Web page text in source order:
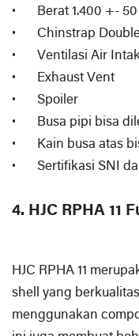
•
Berat 1.400 +-
•
Chinstrap
•
Ventilasi Air
•
Exhaust Vent
•
Spoiler
•
Busa pipi bisa
•
Kain busa atas
•
Sertifikasi SNI
4. HJC RPHA 11
HJC RPHA 11
shell yang
menggunakan